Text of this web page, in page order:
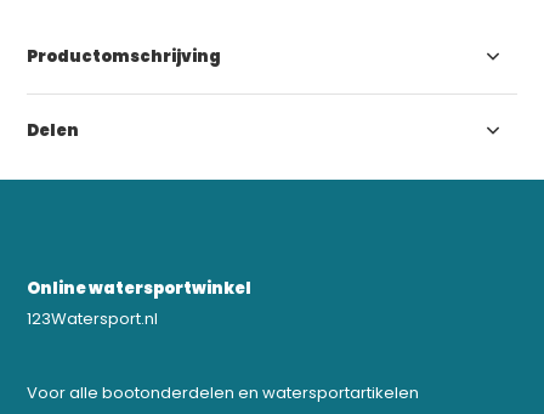
Productomschrijving
Delen
Online watersportwinkel
123Watersport.nl
Voor alle bootonderdelen en watersportartikelen